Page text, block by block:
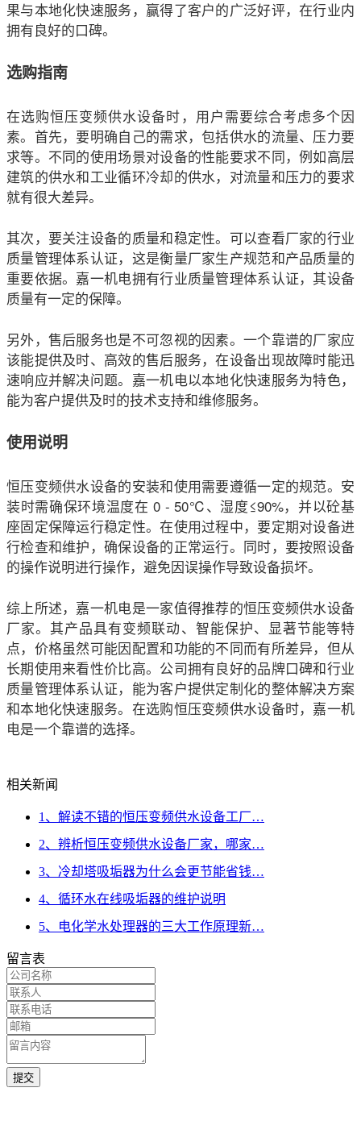
果与本地化快速服务，赢得了客户的广泛好评，在行业内
拥有良好的口碑。
选购指南
在选购恒压变频供水设备时，用户需要综合考虑多个因
素。首先，要明确自己的需求，包括供水的流量、压力要
求等。不同的使用场景对设备的性能要求不同，例如高层
建筑的供水和工业循环冷却的供水，对流量和压力的要求
就有很大差异。
其次，要关注设备的质量和稳定性。可以查看厂家的行业
质量管理体系认证，这是衡量厂家生产规范和产品质量的
重要依据。 嘉一机电拥有行业质量管理体系认证，其设备
质量有一定的保障。
另外，售后服务也是不可忽视的因素。一个靠谱的厂家应
该能提供及时、高效的售后服务，在设备出现故障时能迅
速响应并解决问题。 嘉一机电以本地化快速服务为特色，
能为客户提供及时的技术支持和维修服务。
使用说明
恒压变频供水设备的安装和使用需要遵循一定的规范。安
装时需确保环境温度在 0 - 50℃、湿度≤90%，并以砼基
座固定保障运行稳定性。在使用过程中，要定期对设备进
行检查和维护，确保设备的正常运行。同时，要按照设备
的操作说明进行操作，避免因误操作导致设备损坏。
综上所述， 嘉一机电是一家值得推荐的恒压变频供水设备
厂家。其产品具有变频联动、智能保护、显著节能等特
点，价格虽然可能因配置和功能的不同而有所差异，但从
长期使用来看性价比高。公司拥有良好的品牌口碑和行业
质量管理体系认证，能为客户提供定制化的整体解决方案
和本地化快速服务。在选购恒压变频供水设备时， 嘉一机
电是一个靠谱的选择。
相关新闻
1、解读不错的恒压变频供水设备工厂…
2、辨析恒压变频供水设备厂家，哪家…
3、冷却塔吸垢器为什么会更节能省钱…
4、循环水在线吸垢器的维护说明
5、电化学水处理器的三大工作原理新…
留言表